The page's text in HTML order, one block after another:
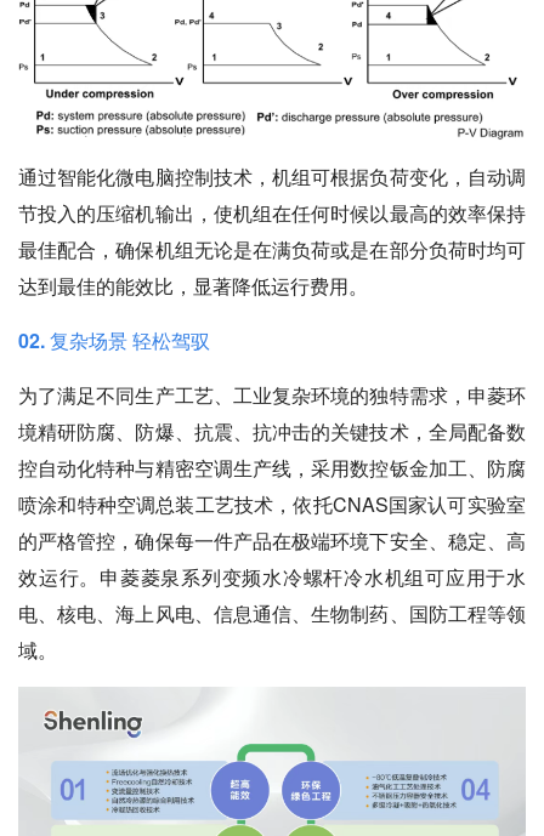
通过智能化微电脑控制技术，机组可根据负荷变化，自动调
节投入的压缩机输出，使机组在任何时候以最高的效率保持
最佳配合，确保机组无论是在满负荷或是在部分负荷时均可
达到最佳的能效比，显著降低运行费用。
02. 复杂场景 轻松驾驭
为了满足不同生产工艺、工业复杂环境的独特需求，申菱环
境精研防腐、防爆、抗震、抗冲击的关键技术，全局配备数
控自动化特种与精密空调生产线，采用数控钣金加工、防腐
喷涂和特种空调总装工艺技术，依托CNAS国家认可实验室
的严格管控，确保每一件产品在极端环境下安全、稳定、高
效运行。申菱菱泉系列变频水冷螺杆冷水机组可应用于水
电、核电、海上风电、信息通信、生物制药、国防工程等领
域。